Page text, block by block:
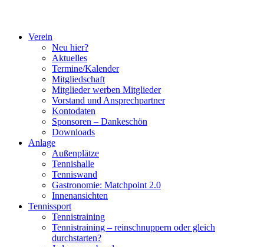
Verein
Neu hier?
Aktuelles
Termine/Kalender
Mitgliedschaft
Mitglieder werben Mitglieder
Vorstand und Ansprechpartner
Kontodaten
Sponsoren – Dankeschön
Downloads
Anlage
Außenplätze
Tennishalle
Tenniswand
Gastronomie: Matchpoint 2.0
Innenansichten
Tennissport
Tennistraining
Tennistraining – reinschnuppern oder gleich
durchstarten?